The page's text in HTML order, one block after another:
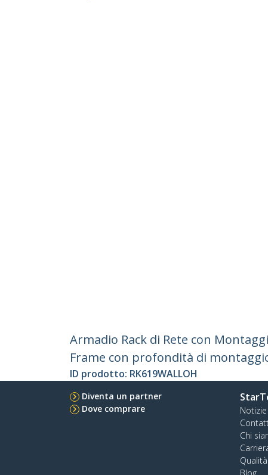
Armadio Rack di Rete con
Frame con profondità di
ID prodotto: RK619WALLOH
Diventa un partner
Dove comprare
Notizie
Chi